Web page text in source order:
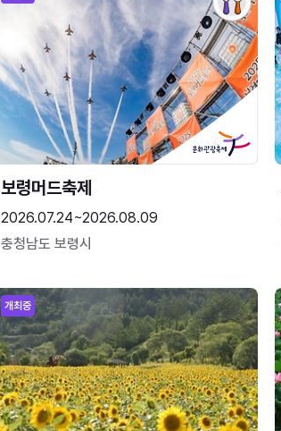
보령머드축제
2026.07.24~2026.08.09
충청남도 보령시
개최중